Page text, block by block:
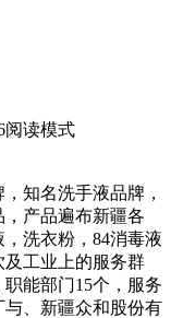
阅读模式
知名洗手液品牌，
产品遍布新疆各
洗衣粉，84消毒液
工业上的服务群
能部门15个，服务
、新疆众和股份有